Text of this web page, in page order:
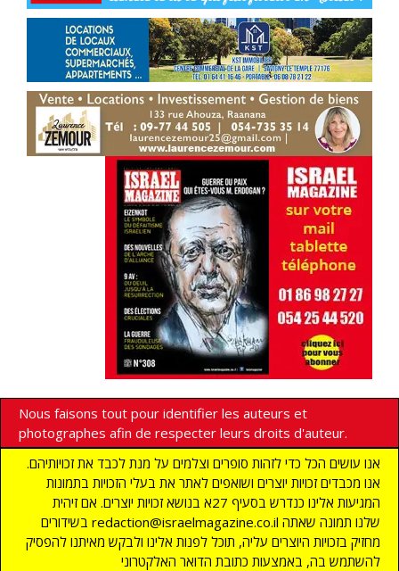
Nous faisons tout pour identifier les auteurs et
photographes afin de respecter leurs droits d'auteur.
אנו עושים הכל כדי לזהות סופרים וצלמים על מנת לכבד את זכויותיהם.
אנו מכבדים זכויות יוצרים ושואפים לאתר את בעלי הזכויות בתמונות
המגיעות אלינו כנדרש בסעיף 27א בנושא זכויות יוצרים. אם זיהית
בשידורים redaction@israelmagazine.co.il שלנו תמונה שאתה
מחזיק בזכויות היוצרים עליה, תוכל לפנות אלינו ולבקש מאיתנו להפסיק
להשתמש בה, באמצעות כתובת הדואר האלקטרוני